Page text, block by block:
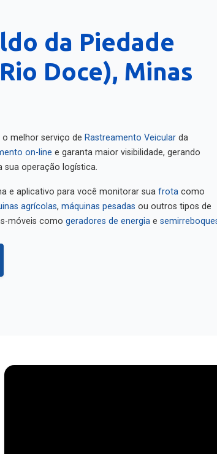
da Piedade
Doce), Minas
melhor serviço de Rastreamento Veicular
da
on-line
e garanta maior visibilidade, gerando
sua operação logística.
e aplicativo para você monitorar sua frota
agrícolas máquinas pesadas
ou outros tipos de
móveis como
geradores de energia semirreboques